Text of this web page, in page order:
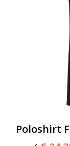
Poloshirt